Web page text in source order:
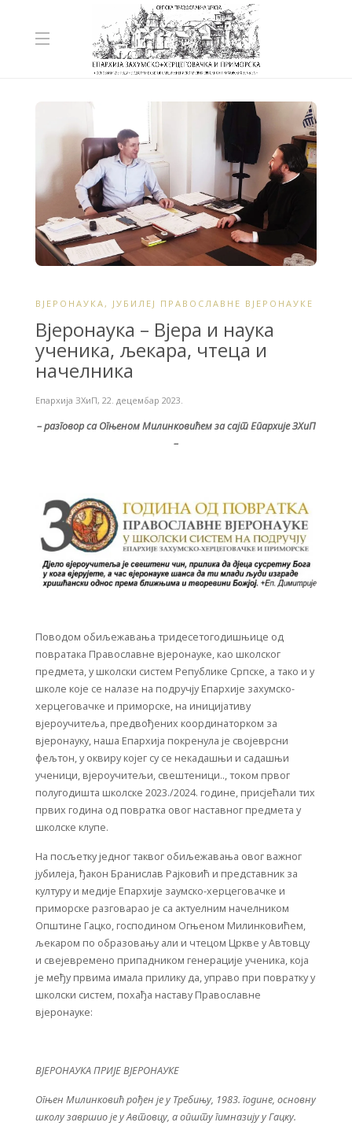
ВЈЕРОНАУКА, ЈУБИЛЕЈ ПРАВОСЛАВНЕ ВЈЕРОНАУКЕ
Вјеронаука – Вјера и наука
ученика, љекара, чтеца и
начелника
Епархија ЗХиП, 22. децембар 2023.
– разговор са Огњеном Милинковићем за сајт Епархије ЗХиП
–
Поводом обиљежавања тридесетогодишњице од
повратака Православне вјеронауке, као школског
предмета, у школски систем Републике Српске, а тако и у
школе које се налазе на подручју Епархије захумско-
херцеговачке и приморске, на иницијативу
вјероучитеља, предвођених координаторком за
вјеронауку, наша Епархија покренула је својеврсни
фељтон, у оквиру којег су се некадашњи и садашњи
ученици, вјероучитељи, свештеници.., током првог
полугодишта школске 2023./2024. године, присјећали тих
првих година од повратка овог наставног предмета у
школске клупе.
На посљетку једног таквог обиљежавања овог важног
јубилеја, ђакон Бранислав Рајковић и представник за
културу и медије Епархије заумско-херцеговачке и
приморске разговарао је са актуелним начелником
Општине Гацко, господином Огњеном Милинковићем,
љекаром по образовању али и чтецом Цркве у Автовцу
и свејевремено припадником генерације ученика, која
је међу првима имала прилику да, управо при повратку у
школски систем, похађа наставу Православне
вјеронауке:
ВЈЕРОНАУКА ПРИЈЕ ВЈЕРОНАУКЕ
Огњен Милинковић рођен је у Требињу, 1983. године, основну
школу завршио је у Автовцу, а општу гимназију у Гацку.